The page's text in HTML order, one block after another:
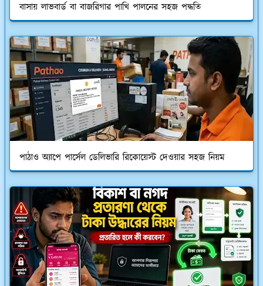
বাসায় লাভবার্ড বা বাজরিগার পাখি পালনের সহজ পদ্ধতি
পাঠাও অ্যাপে পার্সেল ডেলিভারি রিকোয়েস্ট দেওয়ার সহজ নিয়ম